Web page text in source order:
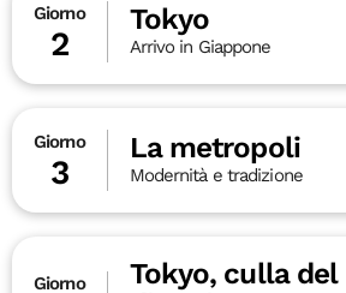
Giorno
2
Tokyo
Arrivo in Giappone
Giorno
3
La metropoli
Modernità e tradizione
Giorno
Tokyo, culla del